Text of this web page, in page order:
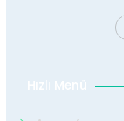
Hızlı Menü